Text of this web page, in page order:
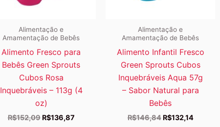
Alimentação e
Amamentação de Bebês
Alimento Fresco para
Bebês Green Sprouts
Cubos Rosa
Inquebráveis – 113g (4
oz)
R$152,09 O
R$136,87O
Alimentação e
Amamentação de Bebês
Alimento Infantil Fresco
Green Sprouts Cubos
Inquebráveis Aqua 57g
– Sabor Natural para
Bebês
R$146,84 O
R$132,14O